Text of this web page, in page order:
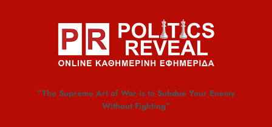
”The Supreme Art of War is to Subdue Your Enemy
Without Fighting”